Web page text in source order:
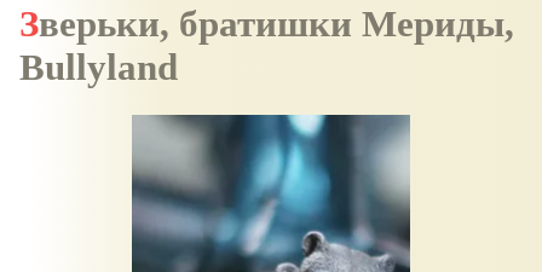
Зверьки, братишки Мериды,
Bullyland